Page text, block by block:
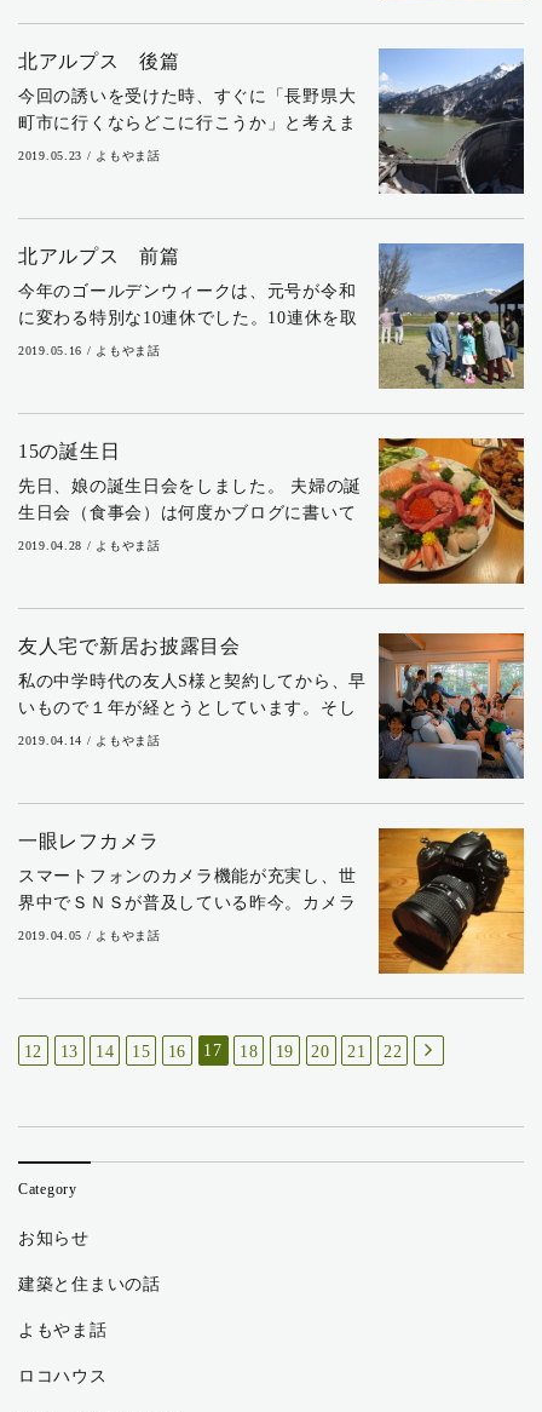
北アルプス 後篇
今回の誘いを受けた時、すぐに「長野県大
町市に行くならどこに行こうか」と考えま
した。松本、安曇野、上高地など、周辺に
2019.05.23 / よもやま話
北アルプス 前篇
今年のゴールデンウィークは、元号が令和
に変わる特別な10連休でした。10連休を取
れた人もいれば、ほとんど仕事をしていた
2019.05.16 / よもやま話
15の誕生日
先日、娘の誕生日会をしました。 夫婦の誕
生日会（食事会）は何度かブログに書いて
いますが、娘の誕生日会は初登場ですね、
2019.04.28 / よもやま話
友人宅で新居お披露目会
私の中学時代の友人S様と契約してから、早
いもので１年が経とうとしています。そし
てこの度、中学時代のサッカー部の友人を
2019.04.14 / よもやま話
一眼レフカメラ
スマートフォンのカメラ機能が充実し、世
界中でＳＮＳが普及している昨今。カメラ
専用機を使っている人、ましてや一眼レフ
2019.04.05 / よもやま話
12 13 14 15 16 17 18 19 20 21 22
Category
お知らせ
建築と住まいの話
よもやま話
ロコハウス